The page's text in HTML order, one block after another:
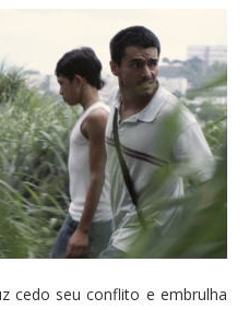
cedo seu conflito e embrulha